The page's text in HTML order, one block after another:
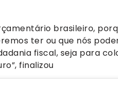
brasileiro,
ter ou que nós
fiscal, seja para
finalizou